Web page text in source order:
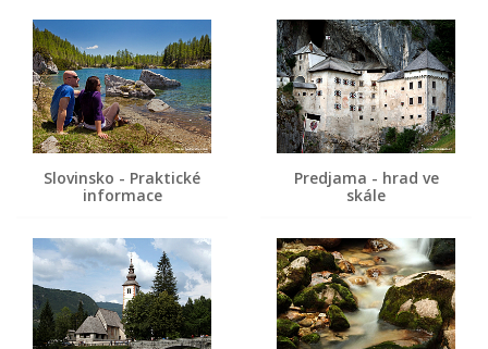
Slovinsko - Praktické
informace
Predjama - hrad ve
skále